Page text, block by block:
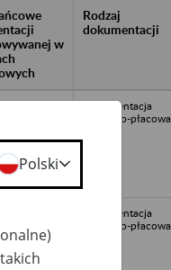
w
Rodzaj
dokumentacji
Dokumentacja
osobowo-płacowa
Dokumentacja
osobowo-płacowa
Polski